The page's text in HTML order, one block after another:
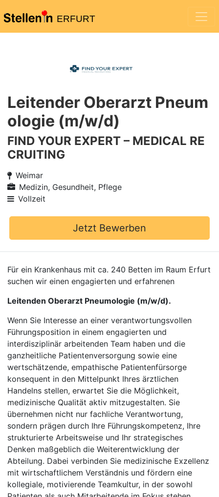
ERFURT
Leitender Oberarzt Pneum
ologie (m/w/d)
FIND YOUR EXPERT – MEDICAL RE
CRUITING
Weimar
Medizin, Gesundheit, Pflege
Vollzeit
Jetzt Bewerben
Für ein Krankenhaus mit ca. 240 Betten im Raum Erfurt
suchen wir einen engagierten und erfahrenen
Leitenden Oberarzt Pneumologie (m/w/d).
Wenn Sie Interesse an einer verantwortungsvollen
Führungsposition in einem engagierten und
interdisziplinär arbeitenden Team haben und die
ganzheitliche Patientenversorgung sowie eine
wertschätzende, empathische Patientenfürsorge
konsequent in den Mittelpunkt Ihres ärztlichen
Handelns stellen, erwartet Sie die Möglichkeit,
medizinische Qualität aktiv mitzugestalten. Sie
übernehmen nicht nur fachliche Verantwortung,
sondern prägen durch Ihre Führungskompetenz, Ihre
strukturierte Arbeitsweise und Ihr strategisches
Denken maßgeblich die Weiterentwicklung der
Abteilung. Dabei verbinden Sie medizinische Exzellenz
mit wirtschaftlichem Verständnis und fördern eine
kollegiale, motivierende Teamkultur, in der sowohl